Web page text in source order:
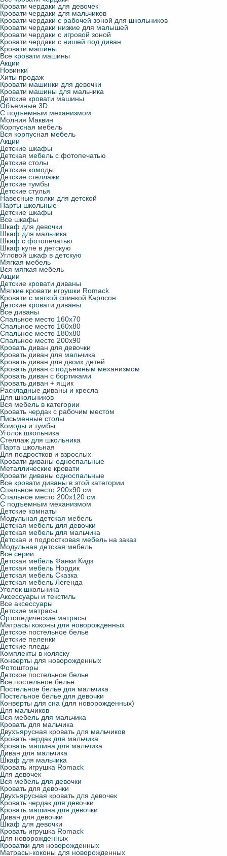
Кровати чердаки для девочек
Кровати чердаки для мальчиков
Кровати чердаки с рабочей зоной для школьников
Кровати чердаки низкие для малышей
Кровати чердаки с игровой зоной
Кровати чердаки с нишей под диван
Кровати машины
Все кровати машины
Акции
Новинки
Хиты продаж
Кровати машинки для девочки
Кровати машины для мальчика
Детские кровати машины
Объемные 3D
С подъемным механизмом
Молния Маквин
Корпусная мебель
Вся корпусная мебель
Акции
Детские шкафы
Детская мебель с фотопечатью
Детские столы
Детские комоды
Детские стеллажи
Детские тумбы
Детские стулья
Навесные полки для детской
Парты школьные
Детские шкафы
Все шкафы
Шкаф для девочки
Шкаф для мальчика
Шкаф с фотопечатью
Шкаф купе в детскую
Угловой шкаф в детскую
Мягкая мебель
Вся мягкая мебель
Акции
Детские кровати диваны
Мягкие кровати игрушки Romack
Кровати с мягкой спинкой Карлсон
Детские кровати диваны
Все диваны
Спальное место 160х70
Спальное место 160х80
Спальное место 180х80
Спальное место 200х90
Кровать диван для девочки
Кровать диван для мальчика
Кровать диван для двоих детей
Кровать диван с подъемным механизмом
Кровать диван с бортиками
Кровать диван + ящик
Раскладные диваны и кресла
Для школьников
Вся мебель в категории
Кровать чердак с рабочим местом
Письменные столы
Комоды и тумбы
Уголок школьника
Стеллаж для школьника
Парта школьная
Для подростков и взрослых
Кровати диваны односпальные
Металлические кровати
Кровати диваны односпальные
Все кровати диваны в этой категории
Спальное место 200х90 см
Спальное место 200х120 см
С подъемным механизмом
Детские комнаты
Модульная детская мебель
Детская мебель для девочки
Детская мебель для мальчика
Детская и подростковая мебель на заказ
Модульная детская мебель
Все серии
Детская мебель Фанки Кидз
Детская мебель Нордик
Детская мебель Сказка
Детская мебель Легенда
Уголок школьника
Аксессуары и текстиль
Все аксессуары
Детские матрасы
Ортопедические матрасы
Матрасы коконы для новорожденных
Детское постельное белье
Детские пеленки
Детские пледы
Комплекты в коляску
Конверты для новорожденных
Фотошторы
Детское постельное белье
Все постельное белье
Постельное белье для мальчика
Постельное белье для девочки
Конверты для сна (для новорожденных)
Для мальчиков
Вся мебель для мальчика
Кровать для мальчика
Двухъярусная кровать для мальчиков
Кровать чердак для мальчика
Кровать машина для мальчика
Диван для мальчика
Шкаф для мальчика
Кровать игрушка Romack
Для девочек
Вся мебель для девочки
Кровать для девочки
Двухъярусная кровать для девочек
Кровать чердак для девочки
Кровать машина для девочки
Диван для девочки
Шкаф для девочки
Кровать игрушка Romack
Для новорожденных
Кроватки для новорожденных
Матрасы-коконы для новорожденных